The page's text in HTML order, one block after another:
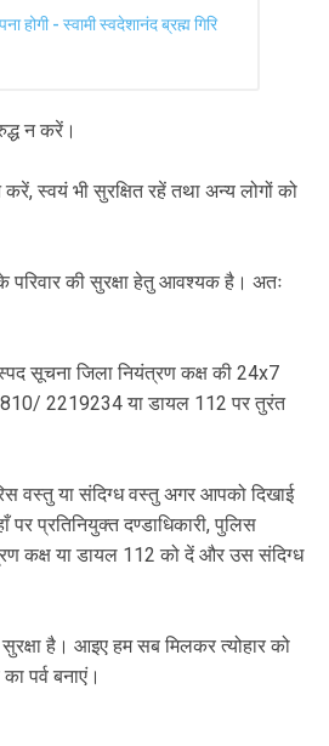
होगी - स्वामी स्वदेशानंद ब्रह्म गिरि
न करें।
स्वयं भी सुरक्षित रहें तथा अन्य लोगों को
की सुरक्षा हेतु आवश्यक है। अतः
सूचना जिला नियंत्रण कक्ष की 24x7
2219234 या डायल 112 पर तुरंत
वस्तु या संदिग्ध वस्तु अगर आपको दिखाई
प्रतिनियुक्त दण्डाधिकारी, पुलिस
कक्ष या डायल 112 को दें और उस संदिग्ध
है। आइए हम सब मिलकर त्योहार को
पर्व बनाएं।